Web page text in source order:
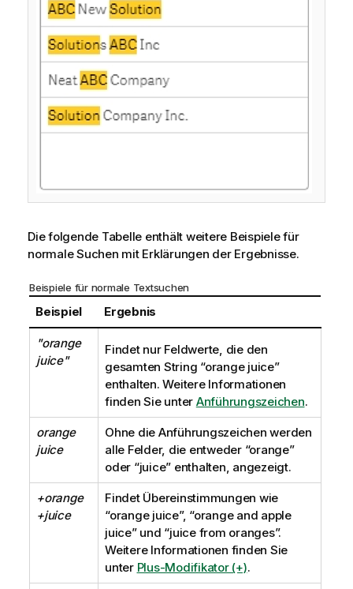
Die folgende Tabelle enthält weitere Beispiele für
normale Suchen mit Erklärungen der Ergebnisse.
Beispiele für normale Textsuchen
Beispiel Ergebnis
"orange
juice"
Findet nur Feldwerte, die den
gesamten String “orange juice”
enthalten. Weitere Informationen
finden Sie unter Anführungszeichen.
orange
juice
Ohne die Anführungszeichen werden
alle Felder, die entweder “orange”
oder “juice” enthalten, angezeigt.
+orange
+juice
Findet Übereinstimmungen wie
“orange juice”, “orange and apple
juice”und “juice from oranges”.
Weitere Informationen finden Sie
unter Plus-Modifikator (+).